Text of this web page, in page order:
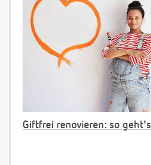
Giftfrei renovieren: so geht's